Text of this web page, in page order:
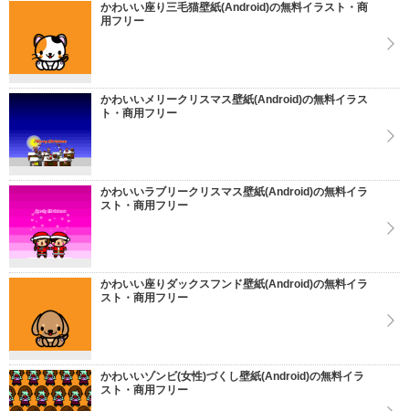
かわいい座り三毛猫壁紙(Android)の無料イラスト・商
用フリー
かわいいメリークリスマス壁紙(Android)の無料イラス
ト・商用フリー
かわいいラブリークリスマス壁紙(Android)の無料イラ
スト・商用フリー
かわいい座りダックスフンド壁紙(Android)の無料イラ
スト・商用フリー
かわいいゾンビ(女性)づくし壁紙(Android)の無料イラ
スト・商用フリー